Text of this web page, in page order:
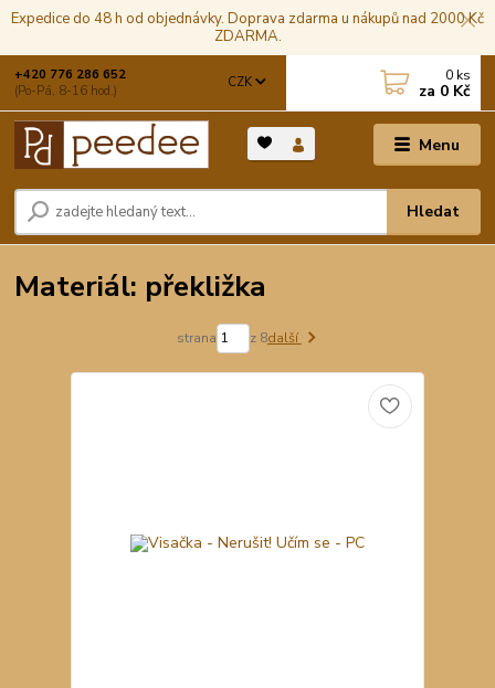
Expedice do 48 h od objednávky. Doprava zdarma u nákupů nad 2000 Kč
ZDARMA.
Menu
CZK
Hledat
+420 776 286 652
(Po-Pá, 8-16 hod.)
0 ks
za 0 Kč
Materiál: překližka
strana z 8další